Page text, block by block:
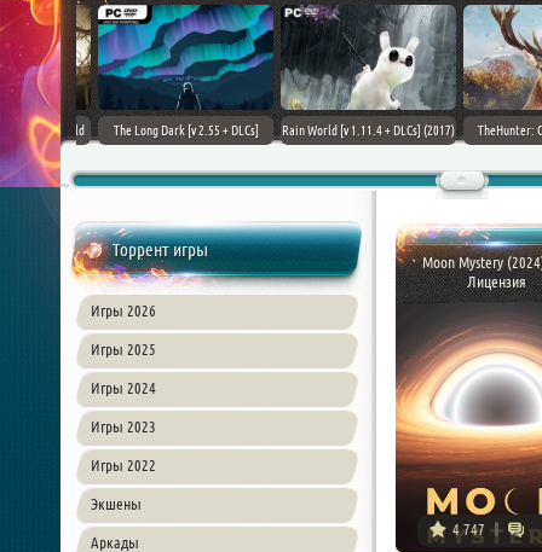
(2017)
TheHunter: Call of the Wild [+
Downward: Enhanced Edition
Field of Glory II [+
Торрент игры
Игры 2026
Игры 2025
Игры 2024
Игры 2023
Игры 2022
Экшены
Аркады
Moon Mystery
Лицензия
4 747